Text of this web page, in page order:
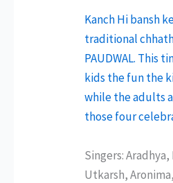
Kanch Hi bansh
traditional
PAUDWAL. This
kids the fun the
while the adults
those four
Singers:
Utkarsh,